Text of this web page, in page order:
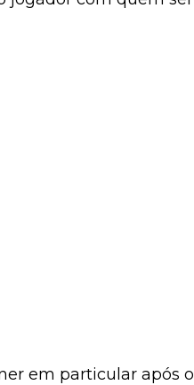
em particular após